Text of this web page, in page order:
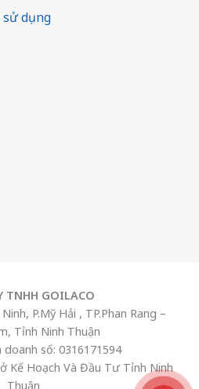
dụng
TNHH GOILACO
P.Mỹ Hải , TP.Phan Rang –
Tỉnh Ninh Thuận
doanh số: 0316171594
Kế Hoạch Và Đầu Tư Tỉnh Ninh
Thuận